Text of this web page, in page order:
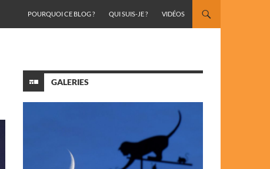
POURQUOI CE BLOG ?
QUI SUIS-JE ? VIDÉOS
GALERIES